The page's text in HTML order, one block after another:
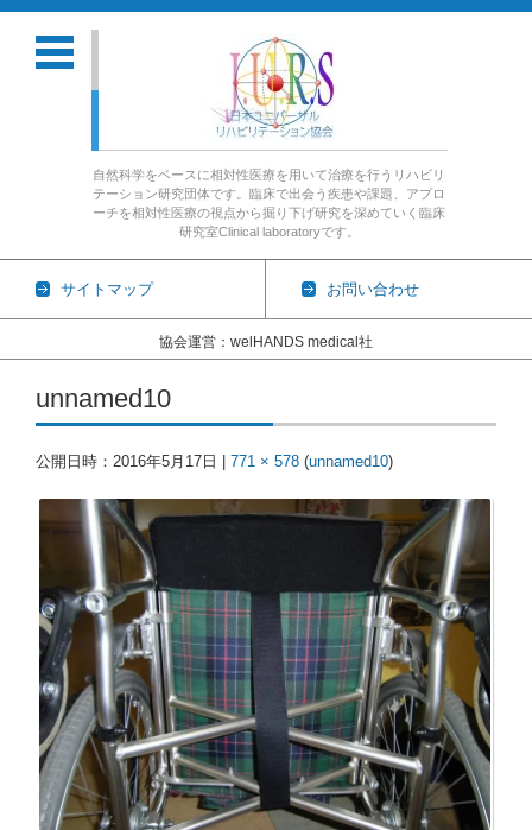
自然科学をベースに相対性医療を用いて治療を行うリハビリ
テーション研究団体です。臨床で出会う疾患や課題、アプロ
ーチを相対性医療の視点から掘り下げ研究を深めていく臨床
研究室Clinical laboratoryです。
サイトマップ お問い合わせ
協会運営：welHANDS medical社
コンテンツに移動
unnamed10
公開日時： 2016年5月17日 771 × 578 (unnamed10)